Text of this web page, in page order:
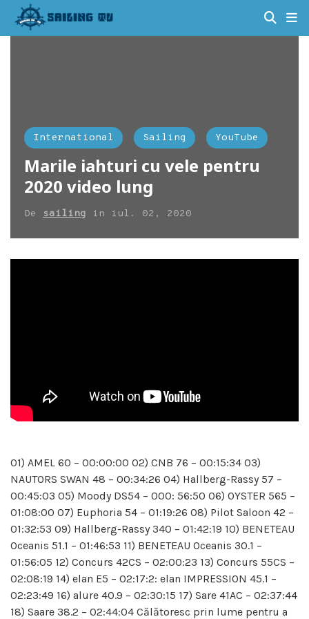
International Sailing YouTube
Marile iahturi cu vele pentru
2020 video lung
De sailing in iul. 02, 2020
01) AMEL 60 – 00:00:00 02) CNB 76 – 00:15:34 03)
NAUTORS SWAN 48 – 00:34:26 04) Hallberg-Rassy 57 –
00:45:03 05) Moody DS54 – 000: 56:50 06) OYSTER 565 –
01:08:00 07) Euphoria 54 – 01:19:26 08) Pilot Saloon 42 –
01:32:53 09) Hallberg-Rassy 340 – 01:42:19 10) BENETEAU
Oceanis 51.1 – 01:46:53 11) BENETEAU Oceanis 30.1 –
01:56:05 12) Concurs 42CS – 02:00:23 13) Concurs 55CS –
02:08:19 14) elan E5 – 02:17:2: elan IMPRESSION 45.1 –
02:23:49 16) alure 40.9 – 02:30:15 17) Sare 41AC – 02:37:44
18) Saare 38.2 – 02:44:04 Călătoresc prin lume pentru a